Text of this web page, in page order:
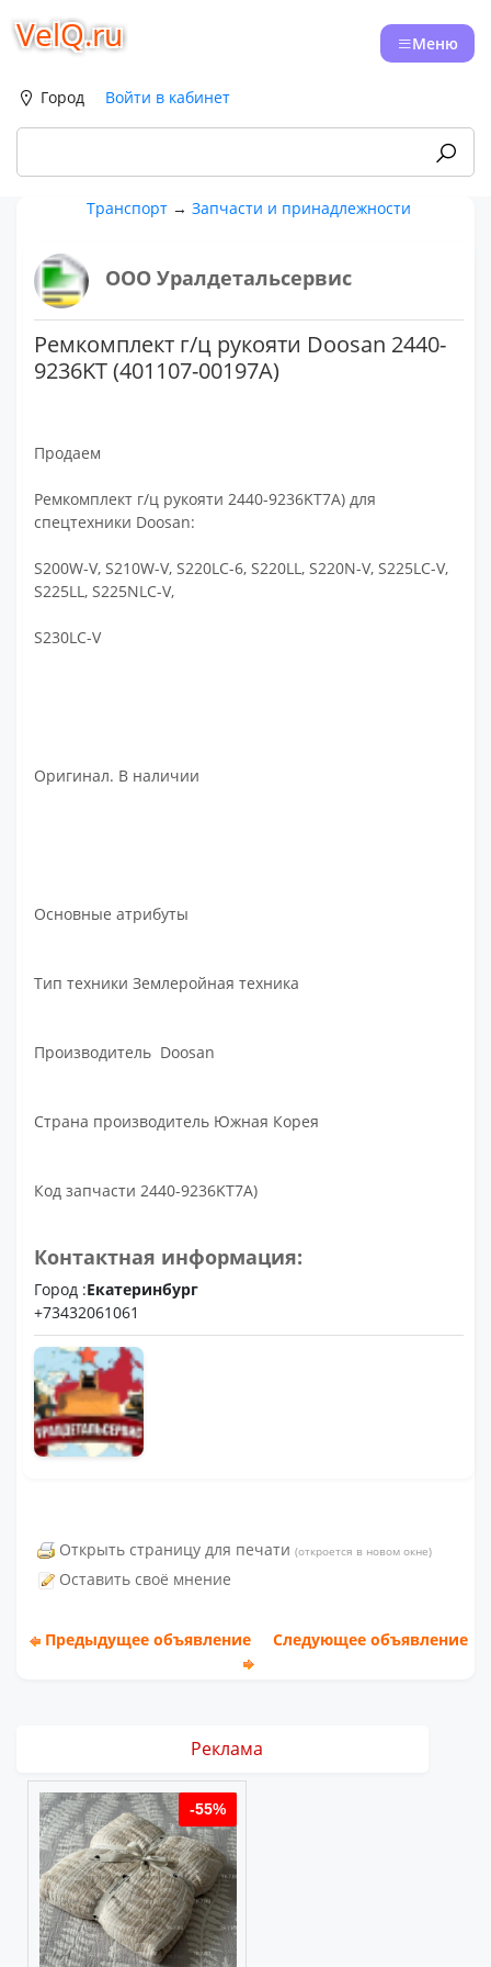
VelQ.ru Меню
Город Войти в кабинет
Транспорт →Запчасти и принадлежности
ООО Уралдетальсервис
Ремкомплект г/ц рукояти Doosan 2440-
9236KT (401107-00197A)
Продаем
Ремкомплект г/ц рукояти 2440-9236KT7A) для
спецтехники Doosan:
S200W-V, S210W-V, S220LC-6, S220LL, S220N-V, S225LC-V,
S225LL, S225NLC-V,
S230LC-V
Оригинал. В наличии
Основные атрибуты
Тип техники Землеройная техника
Производитель Doosan
Страна производитель Южная Корея
Код запчасти 2440-9236KT7A)
Контактная информация:
Город :Екатеринбург
+73432061061
Открыть страницу для печати (откроется в новом окне)
Оставить своё мнение
Предыдущее объявление Следующее объявление
Реклама
-55%